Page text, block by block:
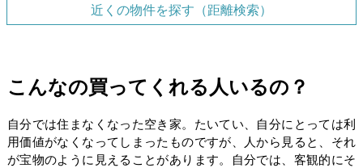
近くの物件を探す（距離検索）
こんなの買ってくれる人いるの？
自分では住まなくなった空き家。たいてい、自分にとっては利
用価値がなくなってしまったものですが、人から見ると、それ
が宝物のように見えることがあります。自分では、客観的にそ